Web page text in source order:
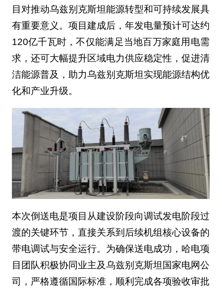
目对推动乌兹别克斯坦能源转型和可持续发展具
有重要意义。项目建成后，年发电量预计可达约
120亿千瓦时，不仅能满足当地百万家庭用电需
求，还可大幅提升区域电力供应稳定性，促进清
洁能源普及，助力乌兹别克斯坦实现能源结构优
化和产业升级。
本次倒送电是项目从建设阶段向调试发电阶段过
渡的关键环节，直接关系到后续机组核心设备的
带电调试与安全运行。为确保送电成功，哈电项
目团队积极协同业主及乌兹别克斯坦国家电网公
司，严格遵循国际标准，顺利完成各项验收审批